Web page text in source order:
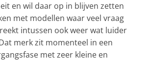
en wil daar op in blijven zetten
met modellen waar veel vraag
intussen ook weer wat luider
merk zit momenteel in een
met zeer kleine en